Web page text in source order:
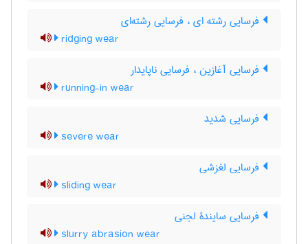
فرسایی رشته ای ، فرسایی رشته‌ای
ridging wear
فرسایی آغازین ، فرسایی ناپایدار
running-in wear
فرسایی شدید
severe wear
فرسایی لغزشی
sliding wear
فرسایی سایندۀ لجنی
slurry abrasion wear